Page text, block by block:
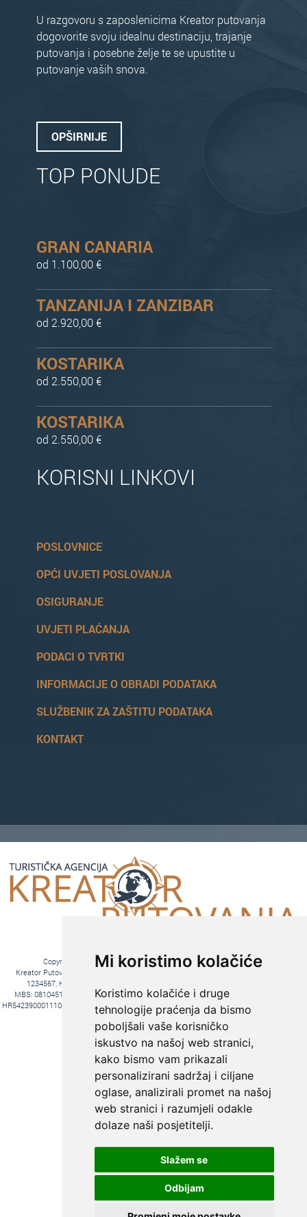
Mi koristimo kolačiće
Koristimo kolačiće i druge
tehnologije praćenja da bismo
poboljšali vaše korisničko
iskustvo na našoj web stranici,
kako bismo vam prikazali
personalizirani sadržaj i ciljane
oglase, analizirali promet na našoj
web stranici i razumjeli odakle
dolaze naši posjetitelji.
Slažem se
Odbijam
KREIRAJTE PUTOVANJE PREMA
SVOJIM ŽELJAMA:
U razgovoru s zaposlenicima Kreator putovanja
dogovorite svoju idealnu destinaciju, trajanje
putovanja i posebne želje te se upustite u
putovanje vaših snova.
OPŠIRNIJE
TOP PONUDE
GRAN CANARIA
od 1.100,00 €
TANZANIJA I ZANZIBAR
od 2.920,00 €
KOSTARIKA
od 2.550,00 €
KOSTARIKA
od 2.550,00 €
KORISNI LINKOVI
POSLOVNICE
OPĆI UVJETI POSLOVANJA
OSIGURANJE
UVJETI PLAĆANJA
PODACI O TVRTKI
INFORMACIJE O OBRADI PODATAKA
SLUŽBENIK ZA ZAŠTITU PODATAKA
KONTAKT
Copyright © 2016. Kreator Putovanja d.o.o. – Sva prava zadržana
Kreator Putovanja d.o.o. turistička agencija, Jakova Gotovca 6, 10000 Zagreb, MB:
1234567, HR-AB-01-081045102, OIB:44590047047, Trgovački sud u Zagrebu,
MBS: 081045102, Hrvatska Poštanska Banka d.d. Jurišićeva 4, 10000 Zagreb, IBAN
HR5423900011100969366, temeljni kapital 20.000,00 kn uplaćeno u cijelosti, direktori Ana
Pavlović i Hrvoje Bažon, Voditelj poslova Hrvoje Bažon
Fiksni tečaj konverzije: 1€ = 7,53450 kn